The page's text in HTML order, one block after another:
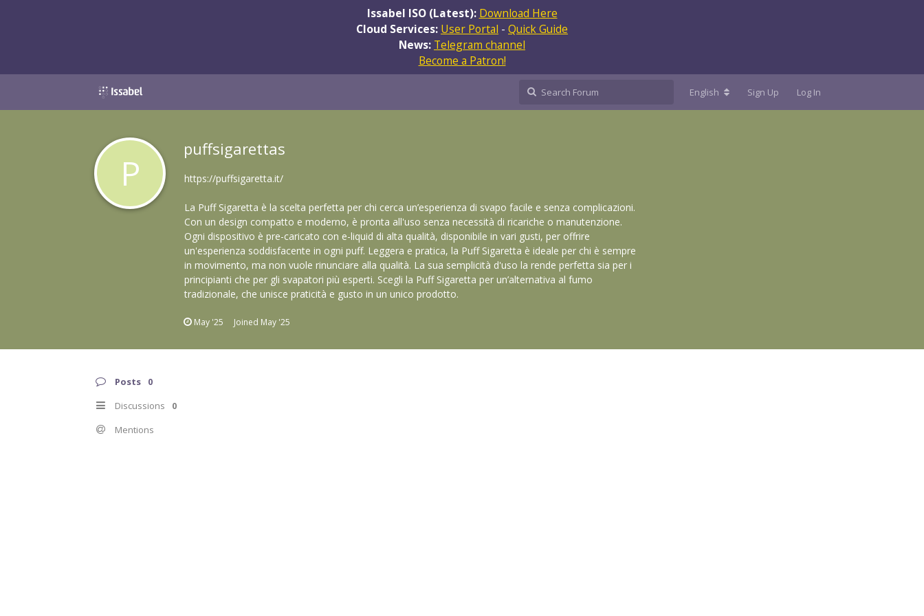
Issabel ISO (Latest): Download Here
Cloud Services: User Portal - Quick Guide
News: Telegram channel
Become a Patron!
English Sign Up Log In
P
puffsigarettas
https://puffsigaretta.it/
La Puff Sigaretta è la scelta perfetta per chi cerca un’esperienza di svapo facile e senza complicazioni.
Con un design compatto e moderno, è pronta all'uso senza necessità di ricariche o manutenzione.
Ogni dispositivo è pre-caricato con e-liquid di alta qualità, disponibile in vari gusti, per offrire
un'esperienza soddisfacente in ogni puff. Leggera e pratica, la Puff Sigaretta è ideale per chi è sempre
in movimento, ma non vuole rinunciare alla qualità. La sua semplicità d'uso la rende perfetta sia per i
principianti che per gli svapatori più esperti. Scegli la Puff Sigaretta per un’alternativa al fumo
tradizionale, che unisce praticità e gusto in un unico prodotto.
May '25 Joined May '25
Posts 0
Discussions 0
Mentions